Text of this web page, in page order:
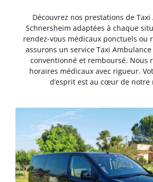
Découvrez nos prestations de
Schnersheim adaptées à chaque
rendez-vous médicaux ponctuels ou
assurons un service Taxi
conventionné et remboursé. Nous
horaires médicaux avec rigueur.
d’esprit est au cœur de notre